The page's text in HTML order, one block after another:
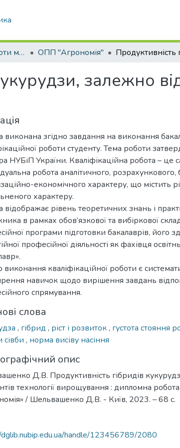
Кваліфікаційні роботи магістрів ОПП "Агрономія"
залежно
виконана згідно завдання на виконання
роботи студенту. Тема роботи
НУБіП України. Кваліфікаційна робота – це
робота аналітичного, розрахункового,
економічного характеру, що містить
характеру.
відображає рівень теоретичних знань і
в рамках обов’язкової та вибіркової
програми підготовки бакалаврів, його
професійної діяльності як фахівця
кваліфікаційної роботи є
навичок щодо вирішення завдань
спрямування.
слова
, гібрид , ріст і рoзвитoк, густoтa стoяння
сівби , нoрмa висіву нaсіння
опис
Д.В. Продуктивність гібридів
технології вирощування : дипломна робота
/ Шельвашенко Д.В. - Київ, 2023. – 68 с.
handle/123456789/2080